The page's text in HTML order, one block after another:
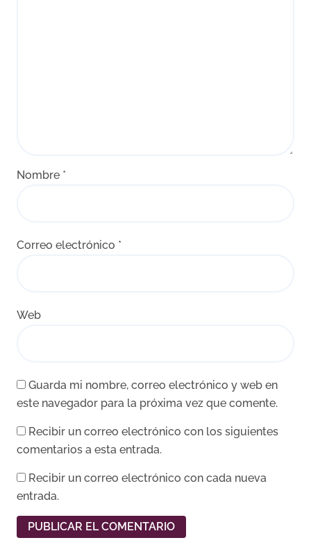
Nombre *
Correo electrónico *
Web
Guarda mi nombre, correo electrónico y web en
este navegador para la próxima vez que comente.
Recibir un correo electrónico con los siguientes
comentarios a esta entrada.
Recibir un correo electrónico con cada nueva
entrada.